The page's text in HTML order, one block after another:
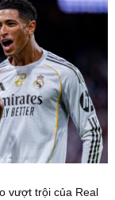
vượt trội của Real